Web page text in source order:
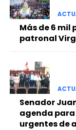
Más de 6 mil
patronal
Senador
agenda
urgentes de